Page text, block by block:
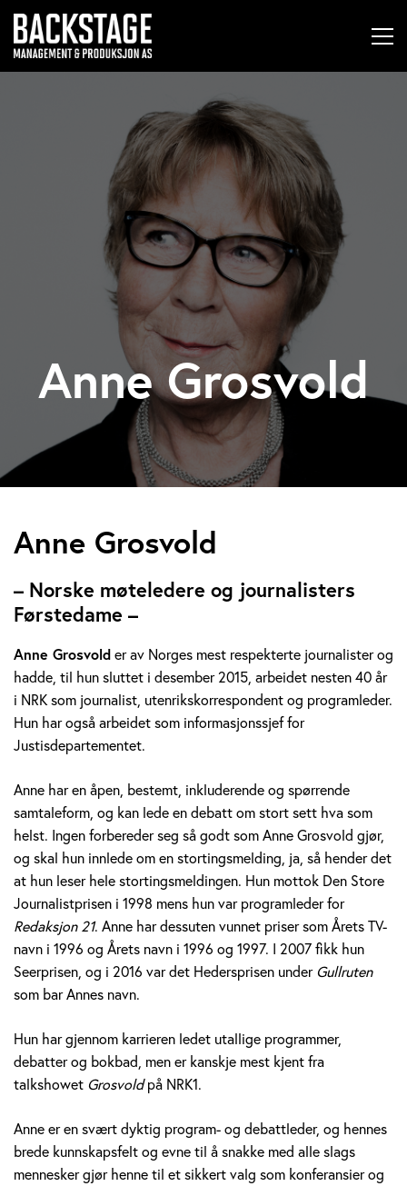
Anne Grosvold
A
n
n
e
G
r
s
v
o
l
d
Anne Grosvold
– Norske møteledere og journalisters
Førstedame –
Anne Grosvolder av Norges mest respekterte journalister og
hadde, til hun sluttet i desember 2015, arbeidet nesten 40 år
i NRK som journalist, utenrikskorrespondent og programleder.
Hun har også arbeidet som informasjonssjef for
Justisdepartementet.
Anne har en åpen, bestemt, inkluderende og spørrende
samtaleform, og kan lede en debatt om stort sett hva som
helst. Ingen forbereder seg så godt som Anne Grosvold gjør,
og skal hun innlede om en stortingsmelding, ja, så hender det
at hun leser hele stortingsmeldingen. Hun mottok Den Store
Journalistprisen i 1998 mens hun var programleder for
Redaksjon 21. Anne har dessuten vunnet priser som Årets TV-
navn i 1996 og Årets navn i 1996 og 1997. I 2007 fikk hun
Seerprisen, og i 2016 var det Hedersprisen underGullruten
som bar Annes navn.
Hun har gjennom karrieren ledet utallige programmer,
debatter og bokbad, men er kanskje mest kjent fra
talkshowet Grosvoldpå NRK1.
Anne er en svært dyktig program- og debattleder, og hennes
brede kunnskapsfelt og evne til å snakke med alle slags
mennesker gjør henne til et sikkert valg som konferansier og